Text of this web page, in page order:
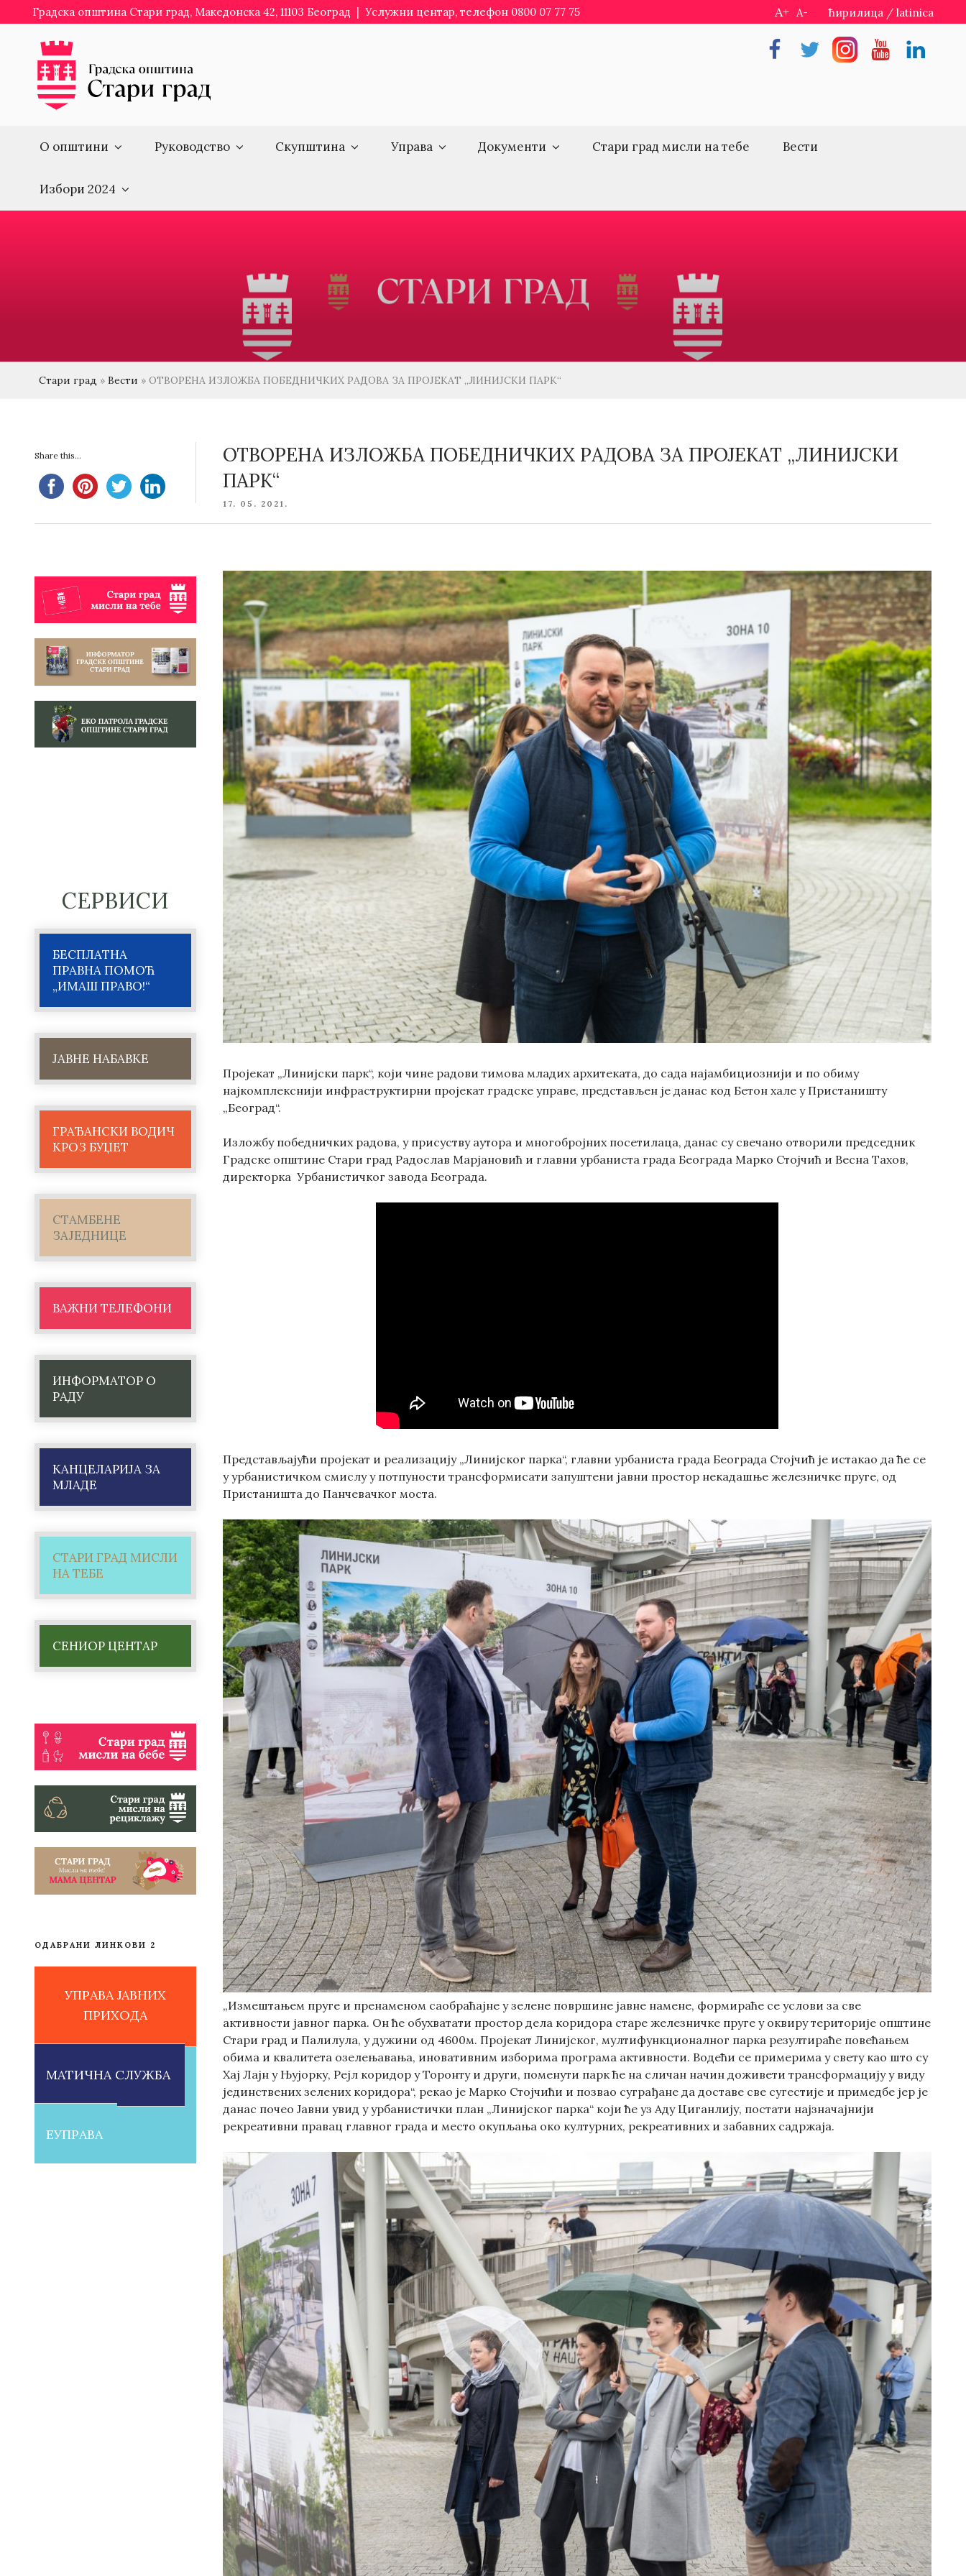
to
content
Градска општина Стари град, Македонска 42, 11103 Београд | Услужни центар, телефон 0800 07 77 75 A+ A- ћирилица / latinica
FacebookTwitterInstragramYoutubeLinkedin
О општини Руководство Скупштина Управа Документи Стари град мисли на тебе Вести
Избори 2024
Стари град » Вести » ОТВОРЕНА ИЗЛОЖБА ПОБЕДНИЧКИХ РАДОВА ЗА ПРОЈЕКАТ „ЛИНИЈСКИ ПАРК“
Share this...
ОТВОРЕНА ИЗЛОЖБА ПОБЕДНИЧКИХ РАДОВА ЗА ПРОЈЕКАТ „ЛИНИЈСКИ
ПАРК“
POSTED
17. 05. 2021.
СЕРВИСИ
БЕСПЛАТНА
ПРАВНА ПОМОЋ
„ИМАШ ПРАВО!“
ЈАВНЕ НАБАВКЕ
ГРАЂАНСКИ ВОДИЧ
КРОЗ БУЏЕТ
СТАМБЕНЕ
ЗАЈЕДНИЦЕ
ВАЖНИ ТЕЛЕФОНИ
ИНФОРМАТОР О
РАДУ
КАНЦЕЛАРИЈА ЗА
МЛАДЕ
СТАРИ ГРАД МИСЛИ
НА ТЕБЕ
СЕНИОР ЦЕНТАР
ОДАБРАНИ ЛИНКОВИ 2
УПРАВА ЈАВНИХ
ПРИХОДА
МАТИЧНА СЛУЖБА
ЕУПРАВА
Пројекат „Линијски парк“, који чине радови тимова младих архитеката, до сада најамбициознији и по обиму
најкомплекснији инфраструктирни пројекат градске управе, представљен је данас код Бетон хале у Пристаништу
„Београд“.
Изложбу победничких радова, у присуству аутора и многобројних посетилаца, данас су свечано отворили председник
Градске општине Стари град Радослав Марјановић и главни урбаниста града Београда Марко Стојчић и Весна Тахов,
директорка Урбанистичког завода Београда.
Представљајући пројекат и реализацију „Линијског парка“, главни урбаниста града Београда Стојчић је истакао да ће се
у урбанистичком смислу у потпуности трансформисати запуштени јавни простор некадашње железничке пруге, од
Пристаништа до Панчевачког моста.
„Измештањем пруге и пренаменом саобраћајне у зелене површине јавне намене, формираће се услови за све
активности јавног парка. Он ће обухватати простор дела коридора старе железничке пруге у оквиру територије општине
Стари град и Палилула, у дужини од 4600м. Пројекат Линијског, мултифункционалног парка резултираће повећањем
обима и квалитета озелењавања, иновативним изборима програма активности. Водећи се примерима у свету као што су
Хај Лајн у Њујорку, Рејл коридор у Торонту и други, поменути парк ће на сличан начин доживети трансформацију у виду
јединствених зелених коридора“, рекао је Марко Стојчићи и позвао суграђане да доставе све сугестије и примедбе јер је
данас почео Јавни увид у урбанистички план „Линијског парка“ који ће уз Аду Циганлију, постати најзначајнији
рекреативни правац главног града и место окупљања око културних, рекреативних и забавних садржаја.